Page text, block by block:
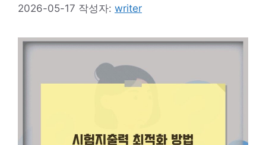
2026-05-17 작성자: writer